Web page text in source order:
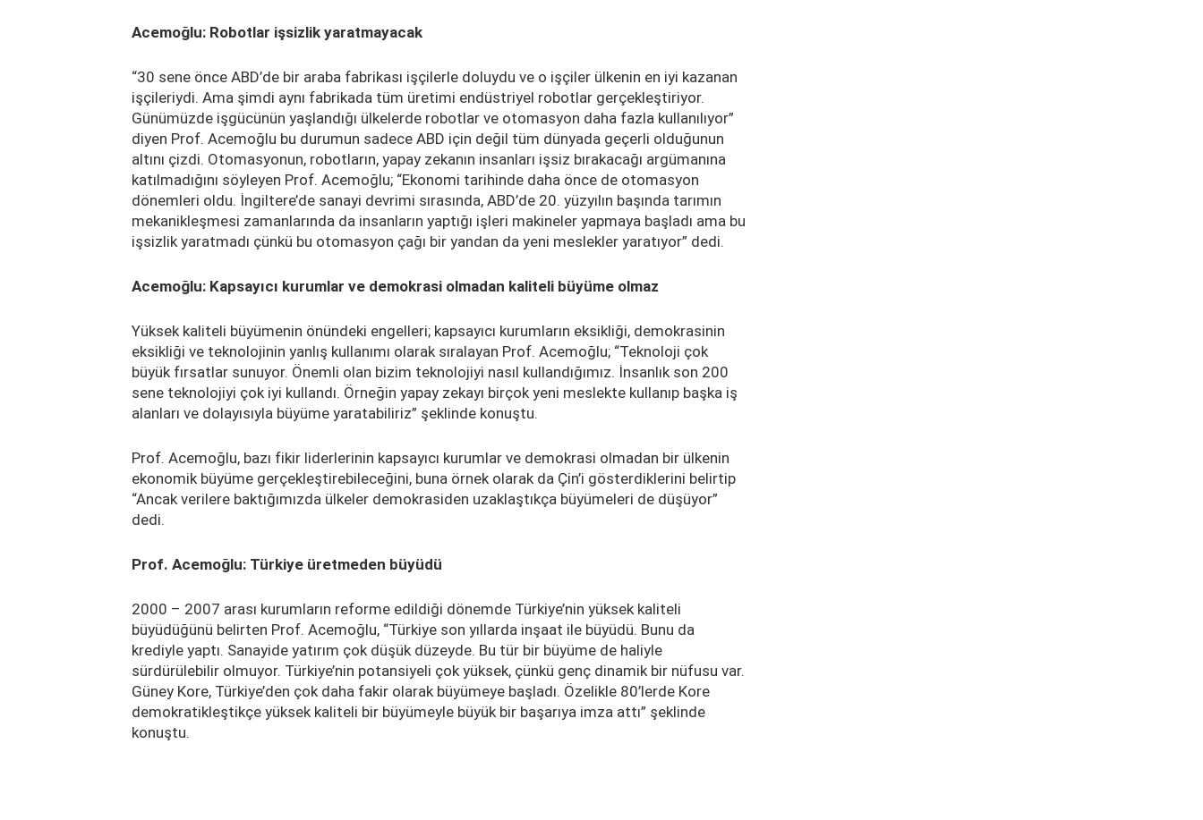
Acemoğlu: Robotlar işsizlik yaratmayacak
“30 sene önce ABD’de bir araba fabrikası işçilerle doluydu ve o işçiler ülkenin en iyi kazanan
işçileriydi. Ama şimdi aynı fabrikada tüm üretimi endüstriyel robotlar gerçekleştiriyor.
Günümüzde işgücünün yaşlandığı ülkelerde robotlar ve otomasyon daha fazla kullanılıyor”
diyen Prof. Acemoğlu bu durumun sadece ABD için değil tüm dünyada geçerli olduğunun
altını çizdi. Otomasyonun, robotların, yapay zekanın insanları işsiz bırakacağı argümanına
katılmadığını söyleyen Prof. Acemoğlu; “Ekonomi tarihinde daha önce de otomasyon
dönemleri oldu. İngiltere’de sanayi devrimi sırasında, ABD’de 20. yüzyılın başında tarımın
mekanikleşmesi zamanlarında da insanların yaptığı işleri makineler yapmaya başladı ama bu
işsizlik yaratmadı çünkü bu otomasyon çağı bir yandan da yeni meslekler yaratıyor” dedi.
Acemoğlu: Kapsayıcı kurumlar ve demokrasi olmadan kaliteli büyüme olmaz
Yüksek kaliteli büyümenin önündeki engelleri; kapsayıcı kurumların eksikliği, demokrasinin
eksikliği ve teknolojinin yanlış kullanımı olarak sıralayan Prof. Acemoğlu; “Teknoloji çok
büyük fırsatlar sunuyor. Önemli olan bizim teknolojiyi nasıl kullandığımız. İnsanlık son 200
sene teknolojiyi çok iyi kullandı. Örneğin yapay zekayı birçok yeni meslekte kullanıp başka iş
alanları ve dolayısıyla büyüme yaratabiliriz” şeklinde konuştu.
Prof. Acemoğlu, bazı fikir liderlerinin kapsayıcı kurumlar ve demokrasi olmadan bir ülkenin
ekonomik büyüme gerçekleştirebileceğini, buna örnek olarak da Çin’i gösterdiklerini belirtip
“Ancak verilere baktığımızda ülkeler demokrasiden uzaklaştıkça büyümeleri de düşüyor”
dedi.
Prof. Acemoğlu: Türkiye üretmeden büyüdü
2000 – 2007 arası kurumların reforme edildiği dönemde Türkiye’nin yüksek kaliteli
büyüdüğünü belirten Prof. Acemoğlu, “Türkiye son yıllarda inşaat ile büyüdü. Bunu da
krediyle yaptı. Sanayide yatırım çok düşük düzeyde. Bu tür bir büyüme de haliyle
sürdürülebilir olmuyor. Türkiye’nin potansiyeli çok yüksek, çünkü genç dinamik bir nüfusu var.
Güney Kore, Türkiye’den çok daha fakir olarak büyümeye başladı. Özelikle 80’lerde Kore
demokratikleştikçe yüksek kaliteli bir büyümeyle büyük bir başarıya imza attı” şeklinde
konuştu.